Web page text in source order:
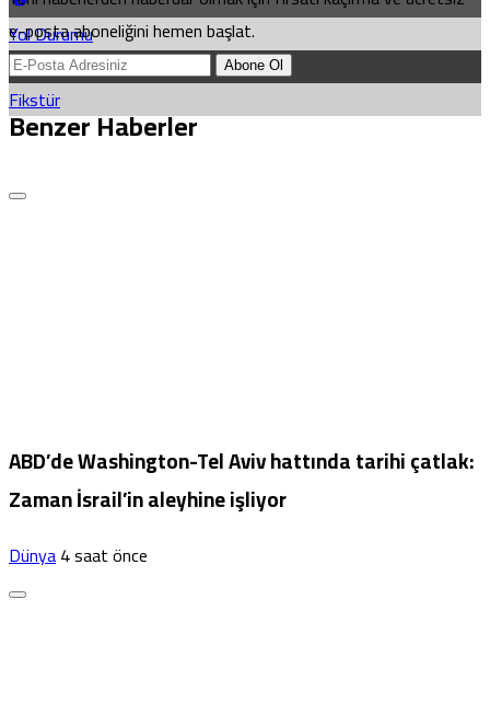
Yol Durumu
Fikstür
e-posta aboneliğini hemen başlat.
Abone Ol
Benzer Haberler
ABD’de Washington-Tel Aviv hattında tarihi çatlak:
Zaman İsrail’in aleyhine işliyor
Dünya4 saat önce